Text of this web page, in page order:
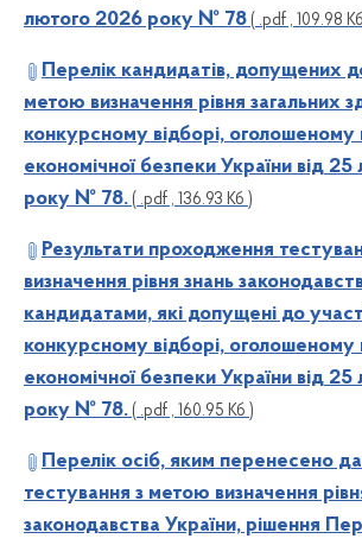
лютого 2026 року № 78 ( .pdf , 109.98
Перелік кандидатів, допущених
метою визначення рівня загальних
конкурсному відборі,
економічної безпеки України від
року № 78. ( .pdf , 136.93 Кб )
Результати проходження
визначення рівня знань
кандидатами, які допущені до
конкурсному відборі,
економічної безпеки України від
року № 78. ( .pdf , 160.95 Кб )
Перелік осіб, яким перенесено
тестування з метою визначення
законодавства України, рішення